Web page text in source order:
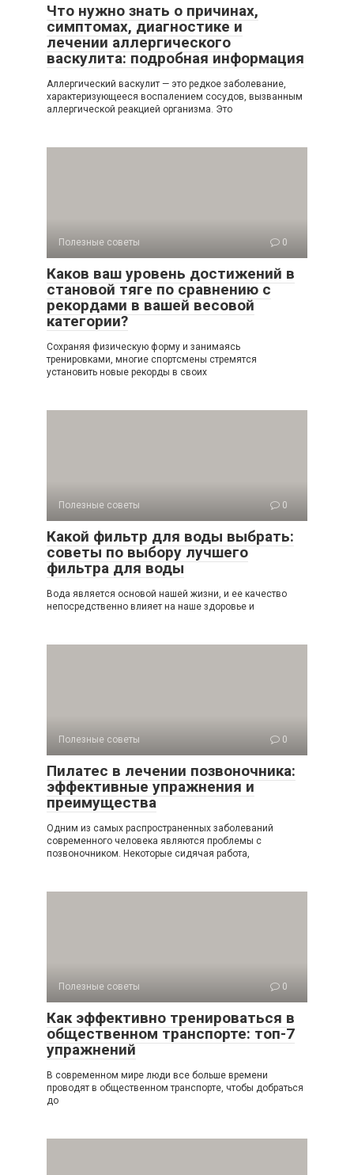
Что нужно знать о причинах,
симптомах, диагностике и
лечении аллергического
васкулита: подробная информация
Аллергический васкулит — это редкое заболевание,
характеризующееся воспалением сосудов, вызванным
аллергической реакцией организма. Это
Полезные советы 0
Каков ваш уровень достижений в
становой тяге по сравнению с
рекордами в вашей весовой
категории?
Сохраняя физическую форму и занимаясь
тренировками, многие спортсмены стремятся
установить новые рекорды в своих
Полезные советы 0
Какой фильтр для воды выбрать:
советы по выбору лучшего
фильтра для воды
Вода является основой нашей жизни, и ее качество
непосредственно влияет на наше здоровье и
Полезные советы 0
Пилатес в лечении позвоночника:
эффективные упражнения и
преимущества
Одним из самых распространенных заболеваний
современного человека являются проблемы с
позвоночником. Некоторые сидячая работа,
Полезные советы 0
Как эффективно тренироваться в
общественном транспорте: топ-7
упражнений
В современном мире люди все больше времени
проводят в общественном транспорте, чтобы добраться
до